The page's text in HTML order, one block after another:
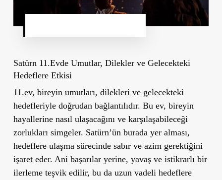
Satürn 11.Evde Umutlar, Dilekler ve Gelecekteki
Hedeflere Etkisi
11.ev, bireyin umutları, dilekleri ve gelecekteki
hedefleriyle doğrudan bağlantılıdır. Bu ev, bireyin
hayallerine nasıl ulaşacağını ve karşılaşabileceği
zorlukları simgeler. Satürn’ün burada yer alması,
hedeflere ulaşma sürecinde sabır ve azim gerektiğini
işaret eder. Ani başarılar yerine, yavaş ve istikrarlı bir
ilerleme teşvik edilir, bu da uzun vadeli hedeflere